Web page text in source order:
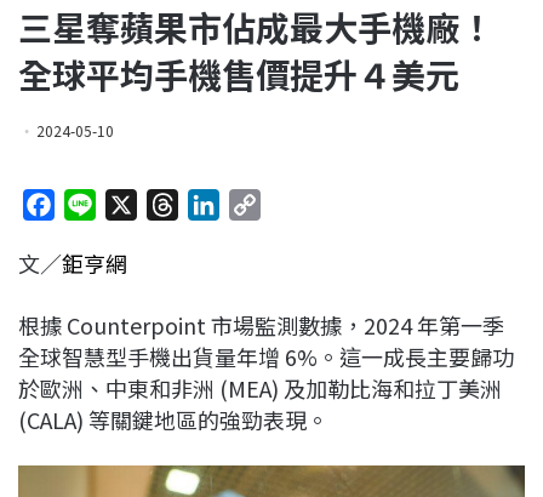
三星奪蘋果市佔成最大手機廠！
全球平均手機售價提升４美元
2024-05-10
c
b
o
o
k
n
a
d
s
e
d
I
n
L
i
n
k
文／鉅亨網
根據 Counterpoint 市場監測數據，2024 年第一季
全球智慧型手機出貨量年增 6%。這一成長主要歸功
於歐洲、中東和非洲 (MEA) 及加勒比海和拉丁美洲
(CALA) 等關鍵地區的強勁表現。